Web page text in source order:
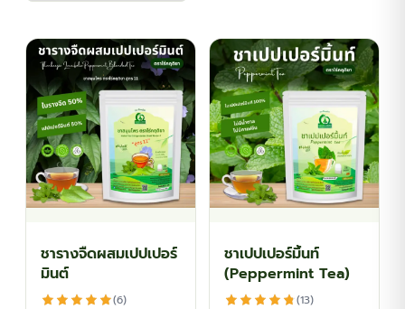
ชารางจืดผสมเปปเปอร์
มินต์
(6)
ชาเปปเปอร์มิ้นท์
(Peppermint Tea)
(13)